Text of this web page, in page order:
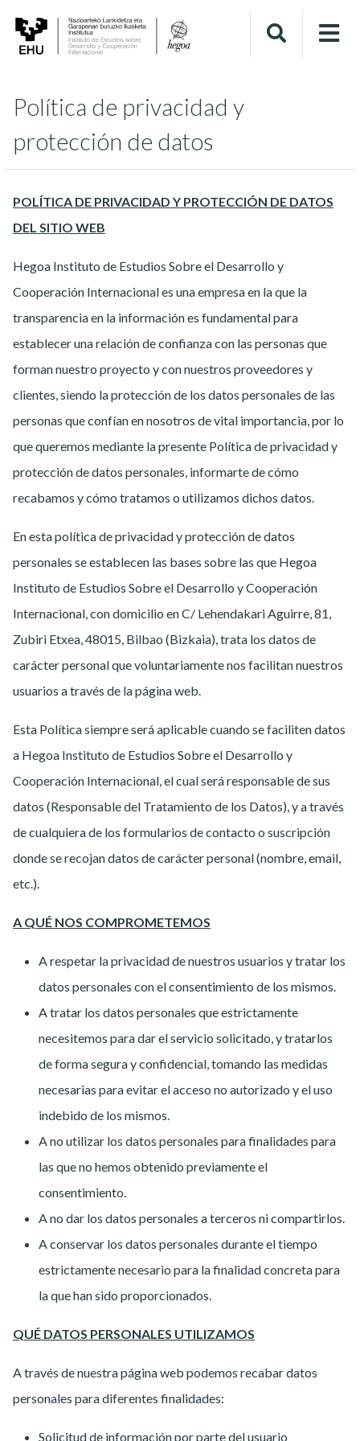
Política de privacidad y
protección de datos
POLÍTICA DE PRIVACIDAD Y PROTECCIÓN DE DATOS
DEL SITIO WEB
Hegoa Instituto de Estudios Sobre el Desarrollo y
Cooperación Internacional es una empresa en la que la
transparencia en la información es fundamental para
establecer una relación de confianza con las personas que
forman nuestro proyecto y con nuestros proveedores y
clientes, siendo la protección de los datos personales de las
personas que confían en nosotros de vital importancia, por lo
que queremos mediante la presente Política de privacidad y
protección de datos personales, informarte de cómo
recabamos y cómo tratamos o utilizamos dichos datos.
En esta política de privacidad y protección de datos
personales se establecen las bases sobre las que Hegoa
Instituto de Estudios Sobre el Desarrollo y Cooperación
Internacional, con domicilio en C/ Lehendakari Aguirre, 81,
Zubiri Etxea, 48015, Bilbao (Bizkaia), trata los datos de
carácter personal que voluntariamente nos facilitan nuestros
usuarios a través de la página web.
Esta Política siempre será aplicable cuando se faciliten datos
a Hegoa Instituto de Estudios Sobre el Desarrollo y
Cooperación Internacional, el cual será responsable de sus
datos (Responsable del Tratamiento de los Datos), y a través
de cualquiera de los formularios de contacto o suscripción
donde se recojan datos de carácter personal (nombre, email,
etc.).
A QUÉ NOS COMPROMETEMOS
A respetar la privacidad de nuestros usuarios y tratar los
datos personales con el consentimiento de los mismos.
A tratar los datos personales que estrictamente
necesitemos para dar el servicio solicitado, y tratarlos
de forma segura y confidencial, tomando las medidas
necesarias para evitar el acceso no autorizado y el uso
indebido de los mismos.
A no utilizar los datos personales para finalidades para
las que no hemos obtenido previamente el
consentimiento.
A no dar los datos personales a terceros ni compartirlos.
A conservar los datos personales durante el tiempo
estrictamente necesario para la finalidad concreta para
la que han sido proporcionados.
QUÉ DATOS PERSONALES UTILIZAMOS
A través de nuestra página web podemos recabar datos
personales para diferentes finalidades:
Solicitud de información por parte del usuario